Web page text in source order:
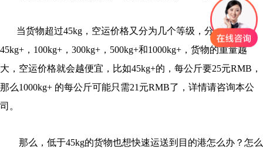
当货物超过45kg，空运价格又分为几个等级，分别是：
45kg+，100kg+，300kg+，500kg+和1000kg+，货物的重量越
大，空运价格就会越便宜，比如45kg+的，每公斤要25元RMB，
那么1000kg+ 的每公斤可能只需21元RMB了，详情请咨询本公
司。
那么，低于45kg的货物也想快速运送到目的港怎么办？怎么